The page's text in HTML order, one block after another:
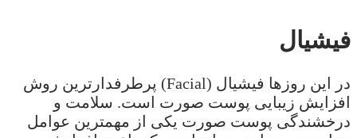
فیشیال
در این روزها فیشیال (Facial) پرطرفدارترین روش
افزایش زیبایی پوست صورت است. سلامت و
درخشندگی پوست صورت یکی از مهمترین عوامل